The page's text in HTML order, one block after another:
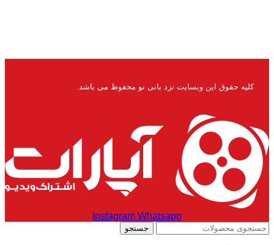
کلیه حقوق این وبسایت نزد بانی نو محفوظ می باشد.
Instagram Whatsapp
جستجو